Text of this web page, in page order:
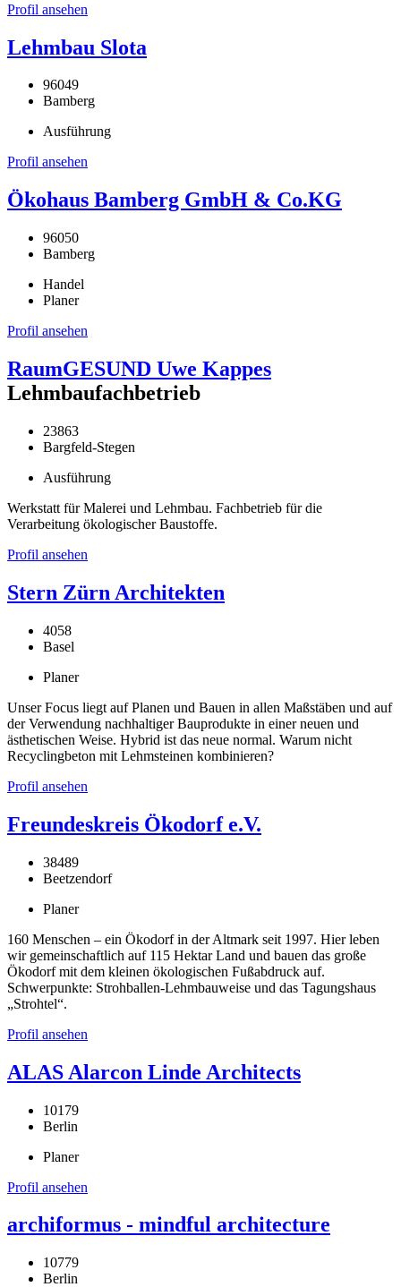
Profil ansehen
Lehmbau Slota
96049
Bamberg
Ausführung
Profil ansehen
Ökohaus Bamberg GmbH & Co.KG
96050
Bamberg
Handel
Planer
Profil ansehen
RaumGESUND Uwe Kappes
Lehmbaufachbetrieb
23863
Bargfeld-Stegen
Ausführung
Werkstatt für Malerei und Lehmbau. Fachbetrieb für die
Verarbeitung ökologischer Baustoffe.
Profil ansehen
Stern Zürn Architekten
4058
Basel
Planer
Unser Focus liegt auf Planen und Bauen in allen Maßstäben und auf
der Verwendung nachhaltiger Bauprodukte in einer neuen und
ästhetischen Weise. Hybrid ist das neue normal. Warum nicht
Recyclingbeton mit Lehmsteinen kombinieren?
Profil ansehen
Freundeskreis Ökodorf e.V.
38489
Beetzendorf
Planer
160 Menschen – ein Ökodorf in der Altmark seit 1997. Hier leben
wir gemeinschaftlich auf 115 Hektar Land und bauen das große
Ökodorf mit dem kleinen ökologischen Fußabdruck auf.
Schwerpunkte: Strohballen-Lehmbauweise und das Tagungshaus
„Strohtel“.
Profil ansehen
ALAS Alarcon Linde Architects
10179
Berlin
Planer
Profil ansehen
archiformus - mindful architecture
10779
Berlin